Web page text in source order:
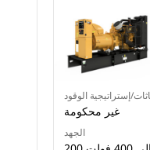
إستراتيجية الوقود
غير محكومة
الجهد